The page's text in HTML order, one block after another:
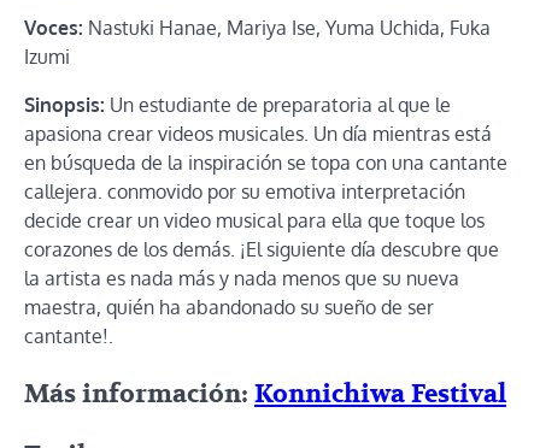
Voces: Nastuki Hanae, Mariya Ise, Yuma Uchida, Fuka
Izumi
Sinopsis: Un estudiante de preparatoria al que le
apasiona crear videos musicales. Un día mientras está
en búsqueda de la inspiración se topa con una cantante
callejera. conmovido por su emotiva interpretación
decide crear un video musical para ella que toque los
corazones de los demás. ¡El siguiente día descubre que
la artista es nada más y nada menos que su nueva
maestra, quién ha abandonado su sueño de ser
cantante!.
Más información: Konnichiwa Festival